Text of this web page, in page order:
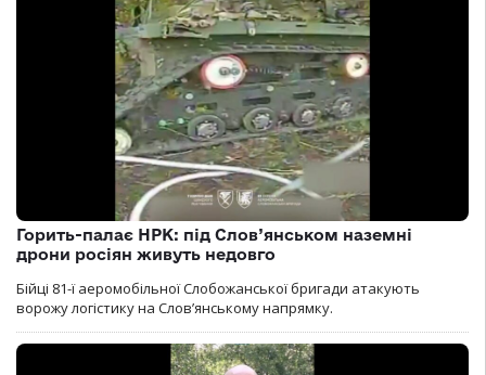
Горить-палає НРК: під Слов’янськом наземні
дрони росіян живуть недовго
Бійці 81-ї аеромобільної Слобожанської бригади атакують
ворожу логістику на Словʼянському напрямку.